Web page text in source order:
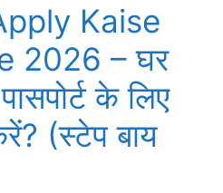
Kaise
2026 – घर
के लिए
(स्टेप बाय